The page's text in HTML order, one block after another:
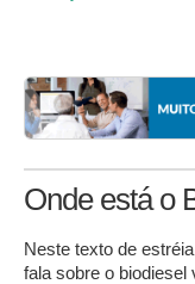
Onde está o
Neste texto de
fala sobre o biodiesel